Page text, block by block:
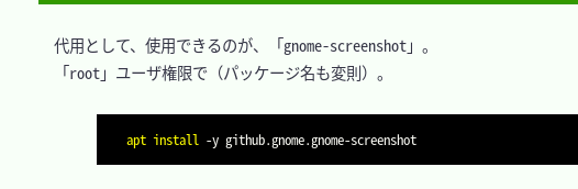
代用として、使用できるのが、「gnome-screenshot」。
「root」ユーザ権限で（パッケージ名も変則）。
apt install -y